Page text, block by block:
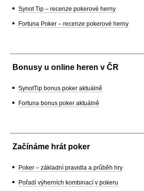
Synot Tip – recenze pokerové herny
Fortuna Poker – recenze pokerové herny
Bonusy u online heren v ČR
SynotTip bonus poker aktuálně
Fortuna bonus poker aktuálně
Začínáme hrát poker
Poker – základní pravidla a průběh hry
Pořadí výherních kombinací v pokeru